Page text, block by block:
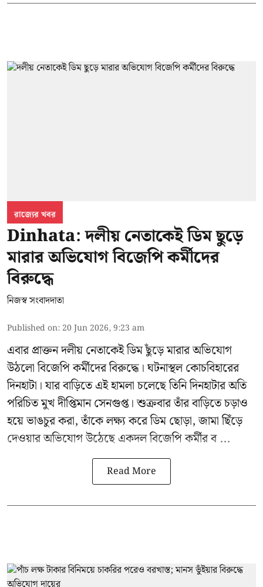
রাজ্যের খবর
Dinhata: দলীয় নেতাকেই ডিম ছুড়ে
মারার অভিযোগ বিজেপি কর্মীদের
বিরুদ্ধে
নিজস্ব সংবাদদাতা
Published on: 20 Jun 2026, 9:23 am
এবার প্রাক্তন দলীয় নেতাকেই ডিম ছুঁড়ে মারার অভিযোগ
উঠলো বিজেপি কর্মীদের বিরুদ্ধে। ঘটনাস্থল কোচবিহারের
দিনহাটা। যার বাড়িতে এই হামলা চলেছে তিনি দিনহাটার অতি
পরিচিত মুখদীপ্তিমান সেনগুপ্ত।শুক্রবার তাঁর বাড়িতে চড়াও
হয়ে ভাঙচুর করা, তাঁকে লক্ষ্য করে ডিম ছোড়া, জামা ছিঁড়ে
দেওয়ার অভিযোগ উঠেছে একদল বিজেপি কর্মীর ব ...
Read More